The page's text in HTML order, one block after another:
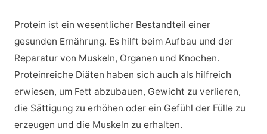
Protein ist ein wesentlicher Bestandteil einer
gesunden Ernährung. Es hilft beim Aufbau und der
Reparatur von Muskeln, Organen und Knochen.
Proteinreiche Diäten haben sich auch als hilfreich
erwiesen, um Fett abzubauen, Gewicht zu verlieren,
die Sättigung zu erhöhen oder ein Gefühl der Fülle zu
erzeugen und die Muskeln zu erhalten.